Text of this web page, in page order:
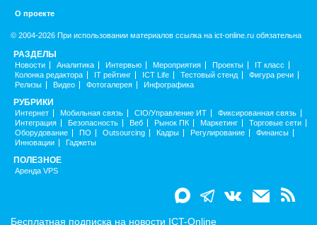
О проекте
© 2004-2026 При использовании материалов ссылка на ict-online.ru обязательна
РАЗДЕЛЫ
Новости Аналитика Интервью Мероприятия Проекты
IT класс
Колонка редактора
IT рейтинг ICT Life Тестовый стенд
Фигура речи
Релизы
Видео Фотогалерея Инфографика
РУБРИКИ
Интернет Мобильная связь CIO/Управление ИТ
Фиксированная связь
Интеграция
Безопасность Веб Рынок ПК Маркетинг
Торговые сети
Оборудование
ПО Outsourcing Кадры Регулирование
Финансы
Инновации
Гаджеты
ПОЛЕЗНОЕ
Аренда VPS
Бесплатная подписка на новости ICT-Online